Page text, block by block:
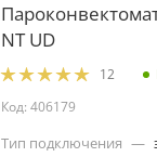
NT UD
12
Код: 406179
Тип подключения —